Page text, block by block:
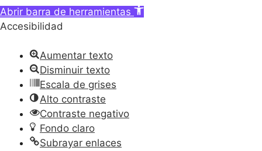
Abrir barra de herramientas
Accesibilidad
Aumentar texto
Disminuir texto
Escala de grises
Alto contraste
Contraste negativo
Fondo claro
Subrayar enlaces